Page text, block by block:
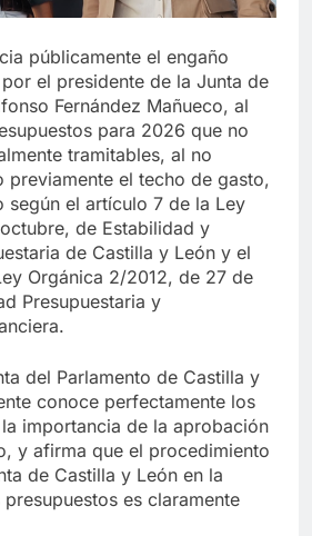
públicamente el engaño
el presidente de la Junta de
Fernández Mañueco, al
para 2026 que no
tramitables, al no
previamente el techo de gasto,
según el artículo 7 de la Ley
de Estabilidad y
de Castilla y León y el
Orgánica 2/2012, de 27 de
Presupuestaria y
del Parlamento de Castilla y
conoce perfectamente los
importancia de la aprobación
y afirma que el procedimiento
de Castilla y León en la
es claramente